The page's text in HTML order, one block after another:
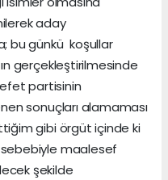
aday
bu günkü koşullar
gerçekleştirilmesinde
partisinin
sonuçları alamaması
gibi örgüt içinde ki
maalesef
şekilde